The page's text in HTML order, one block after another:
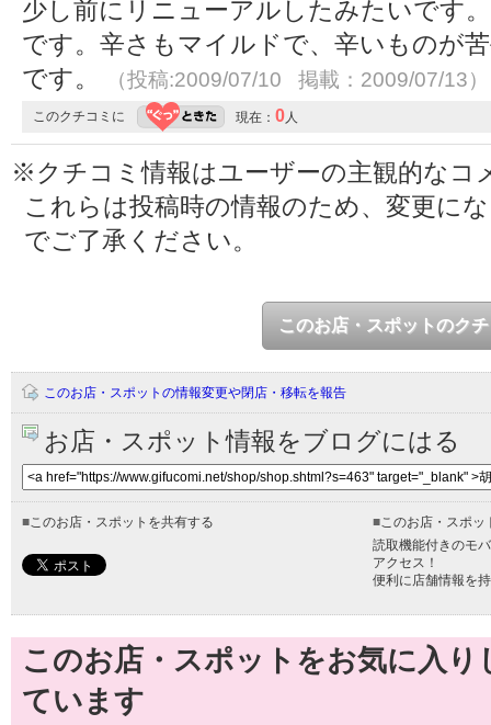
少し前にリニューアルしたみたいです
です。辛さもマイルドで、辛いものが
です。
（投稿:2009/07/10 掲載：2009/07/13）
このクチコミに 現在： 0人
※クチコミ情報はユーザーの主観的なコ
これらは投稿時の情報のため、変更に
でご了承ください。
このお店・スポットのク
このお店・スポットの情報変更や閉店・移転を報告
お店・スポット情報をブログにはる
■このお店・スポットを共有する ■このお店・スポッ
読取機能付きのモ
アクセス！
便利に店舗情報を
このお店・スポットをお気に入
ています